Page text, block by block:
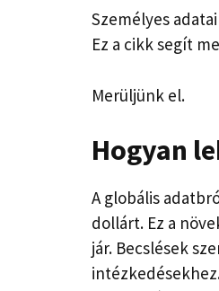
Személyes
Ez a cikk segít
Merüljünk el.
Hogyan
A globális
dollárt. Ez a
jár. Becslések